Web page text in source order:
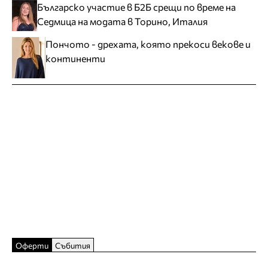
Българско участие в Б2Б срещи по време на
Седмица на модата в Торино, Италия
Пончото - дрехата, която прекоси векове и
континенти
Оферти Събития